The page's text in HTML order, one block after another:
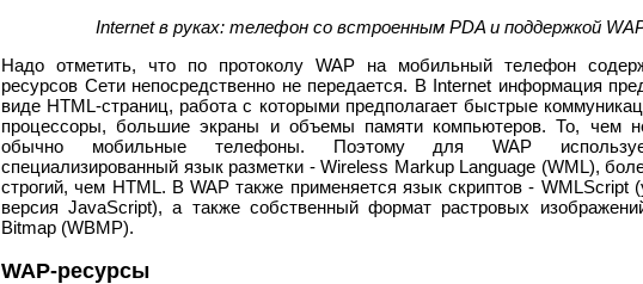
Internet в руках: телефон со встроенным PDA и поддержкой
Надо отметить, что по протоколу WAP на мобильный телефон
ресурсов Cети непосредственно не передается. В Internet информация
виде HTML-страниц, работа с которыми предполагает быстрые
процессоры, большие экраны и объемы памяти компьютеров. То, чем
обычно мобильные телефоны. Поэтому для WAP
специализированный язык разметки - Wireless Markup Language (WML),
строгий, чем HTML. В WAP также применяется язык скриптов - WMLScript
версия JavaScript), а также собственный формат растровых
Bitmap (WBMP).
WAP-ресурсы